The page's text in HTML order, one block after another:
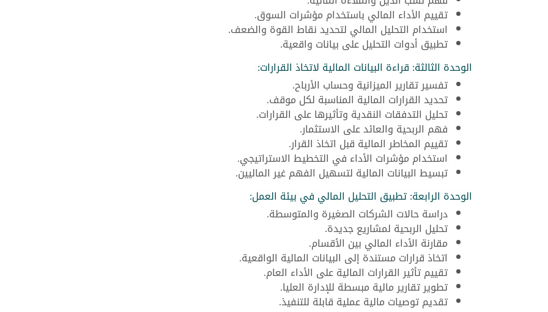
تقييم الأداء المالي باستخدام مؤشرات السوق.
استخدام التحليل المالي لتحديد نقاط القوة والضعف.
تطبيق أدوات التحليل على بيانات واقعية.
الوحدة الثالثة: قراءة البيانات المالية لاتخاذ القرارات:
تفسير تقارير الميزانية وحساب الأرباح.
تحديد القرارات المالية المناسبة لكل موقف.
تحليل التدفقات النقدية وتأثيرها على القرارات.
فهم الربحية والعائد على الاستثمار.
تقييم المخاطر المالية قبل اتخاذ القرار.
استخدام مؤشرات الأداء في التخطيط الاستراتيجي.
تبسيط البيانات المالية لتسهيل الفهم غير الماليين.
الوحدة الرابعة: تطبيق التحليل المالي في بيئة العمل:
دراسة حالات الشركات الصغيرة والمتوسطة.
تحليل الربحية لمشاريع جديدة.
مقارنة الأداء المالي بين الأقسام.
اتخاذ قرارات مستندة إلى البيانات المالية الواقعية.
تقييم تأثير القرارات المالية على الأداء العام.
تطوير تقارير مالية مبسطة للإدارة العليا.
تقديم توصيات مالية عملية قابلة للتنفيذ.